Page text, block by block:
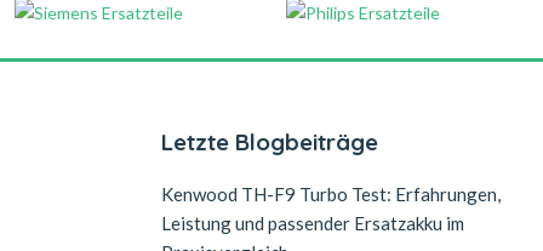
Letzte Blogbeiträge
Kenwood TH-F9 Turbo Test: Erfahrungen,
Leistung und passender Ersatzakku im